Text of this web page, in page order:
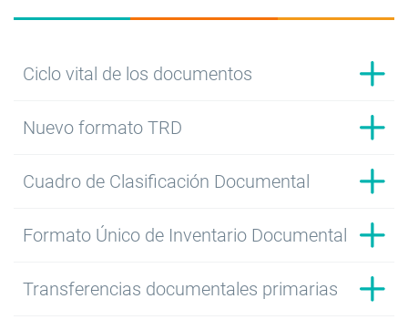
Ciclo vital de los documentos
Nuevo formato TRD
Cuadro de Clasificación Documental
Formato Único de Inventario Documental
Transferencias documentales primarias